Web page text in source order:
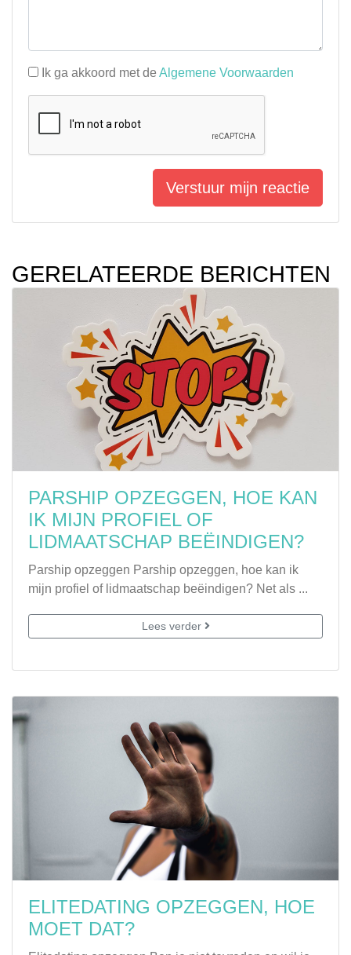
Ik ga akkoord met de Algemene Voorwaarden
Verstuur mijn reactie
GERELATEERDE BERICHTEN
PARSHIP OPZEGGEN, HOE KAN
IK MIJN PROFIEL OF
LIDMAATSCHAP BEËINDIGEN?
Parship opzeggen Parship opzeggen, hoe kan ik
mijn profiel of lidmaatschap beëindigen? Net als ...
Lees verder
ELITEDATING OPZEGGEN, HOE
MOET DAT?